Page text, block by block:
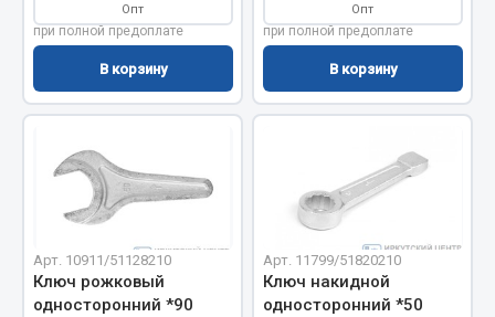
Система питания
Система выпуска газа
Система охлаждения
Сцепление
Показать ещё
Весь раздел
Запчасти ЯМЗ
Опт
при полной предоплате
В корзину
Опт
при полной предоплате
В корзину
Арт. 10911/51128210
Ключ рожковый
односторонний *90
Арт. 11799/51820210
Ключ накидной
односторонний *50